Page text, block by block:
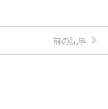
前の記事